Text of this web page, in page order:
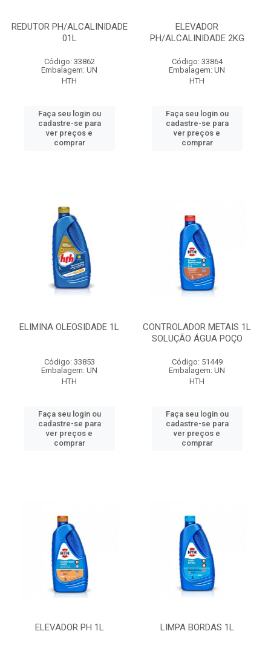
REDUTOR PH/ALCALINIDADE
01L
Código: 33862
Embalagem: UN
HTH
Faça seu login ou
cadastre-se para
ver preços e
comprar
ELEVADOR
PH/ALCALINIDADE 2KG
Código: 33864
Embalagem: UN
HTH
Faça seu login ou
cadastre-se para
ver preços e
comprar
ELIMINA OLEOSIDADE 1L
Código: 33853
Embalagem: UN
HTH
Faça seu login ou
cadastre-se para
ver preços e
comprar
CONTROLADOR METAIS 1L
SOLUÇÃO ÁGUA POÇO
Código: 51449
Embalagem: UN
HTH
Faça seu login ou
cadastre-se para
ver preços e
comprar
ELEVADOR PH 1L LIMPA BORDAS 1L